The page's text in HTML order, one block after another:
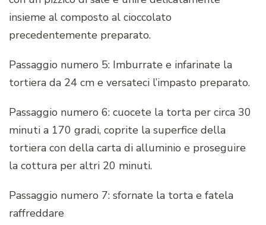
insieme al composto al cioccolato
precedentemente preparato.
Passaggio numero 5: Imburrate e infarinate la
tortiera da 24 cm e versateci l’impasto preparato.
Passaggio numero 6: cuocete la torta per circa 30
minuti a 170 gradi, coprite la superfice della
tortiera con della carta di alluminio e proseguire
la cottura per altri 20 minuti.
Passaggio numero 7: sfornate la torta e fatela
raffreddare